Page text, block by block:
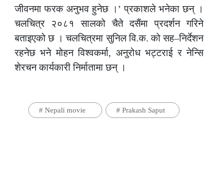
जीवनमा फरक अनुभव हुनेछ ।’ प्रकाशले भनेका छन् ।
चलचित्र २०८१ सालको चैते दसैंमा प्रदर्शन गरिने
बताइएको छ । चलचित्रमा सुनिल वि.क. को सह–निर्देशन
रहनेछ भने मोहन विश्वकर्मा, अनुरोध भट्टराई र नेन्सि
शेरचन कार्यकारी निर्मातामा छन् ।
# Nepali movie # Prakash Saput